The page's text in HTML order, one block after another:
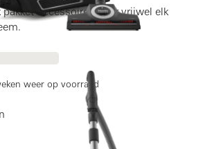
accessoires voor vrijwel elk
weer op voorraad